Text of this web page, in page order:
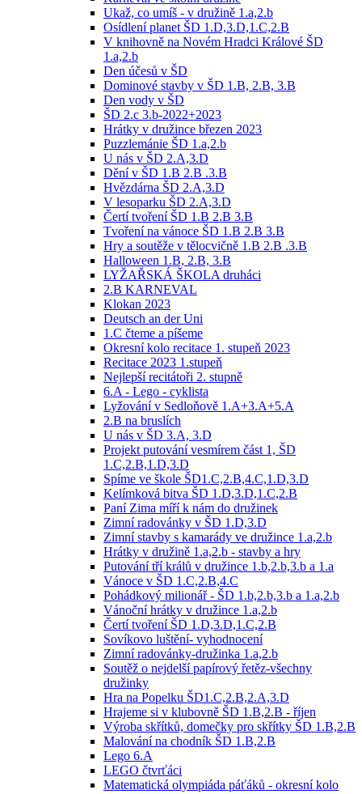
Ukaž, co umíš - v družině 1.a,2.b
Osídlení planet ŠD 1.D,3.D,1.C,2.B
V knihovně na Novém Hradci Králové ŠD
1.a,2.b
Den účesů v ŠD
Dominové stavby v ŠD 1.B, 2.B, 3.B
Den vody v ŠD
ŠD 2.c 3.b-2022+2023
Hrátky v družince březen 2023
Puzzlemánie ŠD 1.a,2.b
U nás v ŠD 2.A,3.D
Dění v ŠD 1.B 2.B .3.B
Hvězdárna ŠD 2.A,3.D
V lesoparku ŠD 2.A,3.D
Čertí tvoření ŠD 1.B 2.B 3.B
Tvoření na vánoce ŠD 1.B 2.B 3.B
Hry a soutěže v tělocvičně 1.B 2.B .3.B
Halloween 1.B, 2.B, 3.B
LYŽAŘSKÁ ŠKOLA druháci
2.B KARNEVAL
Klokan 2023
Deutsch an der Uni
1.C čteme a píšeme
Okresní kolo recitace 1. stupeň 2023
Recitace 2023 1.stupeň
Nejlepší recitátoři 2. stupně
6.A - Lego - cyklista
Lyžování v Sedloňově 1.A+3.A+5.A
2.B na bruslích
U nás v ŠD 3.A, 3.D
Projekt putování vesmírem část 1, ŠD
1.C,2.B,1.D,3.D
Spíme ve škole ŠD1.C,2.B,4.C,1.D,3.D
Kelímková bitva ŠD 1.D,3.D,1.C,2.B
Paní Zima míří k nám do družinek
Zimní radovánky v ŠD 1.D,3.D
Zimní stavby s kamarády ve družince 1.a,2.b
Hrátky v družině 1.a,2.b - stavby a hry
Putování tří králů v družince 1.b,2.b,3.b a 1.a
Vánoce v ŠD 1.C,2.B,4.C
Pohádkový milionář - ŠD 1.b,2.b,3.b a 1.a,2.b
Vánoční hrátky v družince 1.a,2.b
Čertí tvoření ŠD 1.D,3.D,1.C,2.B
Sovíkovo luštění- vyhodnocení
Zimní radovánky-družinka 1.a,2.b
Soutěž o nejdelší papírový řetěz-všechny
družinky
Hra na Popelku ŠD1.C,2.B,2.A,3.D
Hrajeme si v klubovně ŠD 1.B,2.B - říjen
Výroba skřítků, domečky pro skřítky ŠD 1.B,2.B
Malování na chodník ŠD 1.B,2.B
Lego 6.A
LEGO čtvrťáci
Matematická olympiáda páťáků - okresní kolo